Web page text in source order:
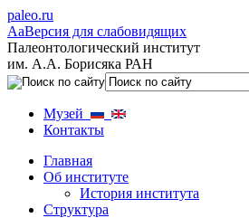
paleo.ru
AaВерсия для слабовидящих
Палеонтологический институт
им. А.А. Борисяка РАН
Музей
Контакты
Главная
Об институте
История института
Структура